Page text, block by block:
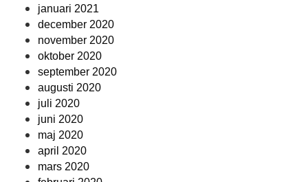
januari 2021
december 2020
november 2020
oktober 2020
september 2020
augusti 2020
juli 2020
juni 2020
maj 2020
april 2020
mars 2020